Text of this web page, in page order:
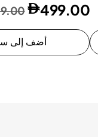
499.00
أضف إلى